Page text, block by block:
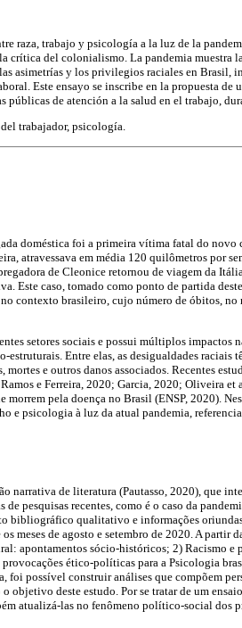
raza, trabajo y psicología a la luz de la
crítica del colonialismo. La pandemia muestra
asimetrías y los privilegios raciales en Brasil,
Este ensayo se inscribe en la propuesta
públicas de atención a la salud en el trabajo,
trabajador, psicología.
doméstica foi a primeira vítima fatal do novo
atravessava em média 120 quilômetros por
de Cleonice retornou de viagem da
Este caso, tomado como ponto de partida
contexto brasileiro, cujo número de óbitos,
setores sociais e possui múltiplos impactos
Entre elas, as desigualdades raciais
e outros danos associados. Recentes
e Ferreira, 2020; Garcia, 2020; Oliveira et
morrem pela doença no Brasil (ENSP, 2020).
e psicologia à luz da atual pandemia,
narrativa de literatura (Pautasso, 2020), que
de pesquisas recentes, como é o caso da
qualitativo e informações oriundas
meses de agosto e setembro de 2020. A partir
apontamentos sócio-históricos; 2) Racismo e
ético-políticas para a Psicologia
foi possível construir análises que compõem
objetivo deste estudo. Por se tratar de um
atualizá-las no fenômeno político-social dos